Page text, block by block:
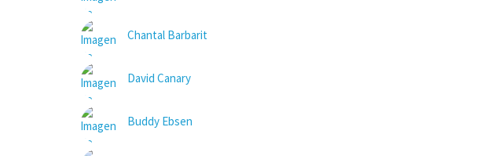
Chantal Barbarit
David Canary
Buddy Ebsen